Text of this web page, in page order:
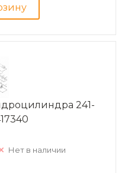
241-
Нет в наличии